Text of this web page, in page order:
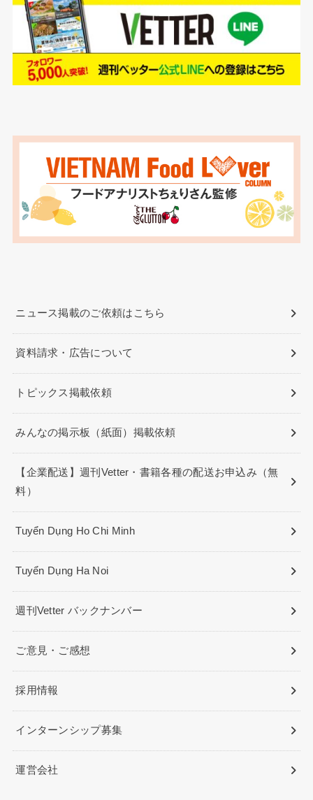
ニュース掲載のご依頼はこちら
資料請求・広告について
トピックス掲載依頼
みんなの掲示板（紙面）掲載依頼
【企業配送】週刊Vetter・書籍各種の配送お申込み（無
料）
Tuyển Dụng Ho Chi Minh
Tuyển Dụng Ha Noi
週刊Vetter バックナンバー
ご意見・ご感想
採用情報
インターンシップ募集
運営会社